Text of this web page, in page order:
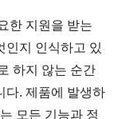
한 지원을 받는
인지 인식하고 있
하지 않는 순간
다. 제품에 발생하
모든 기능과 정